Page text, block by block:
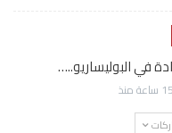
في البوليساريو..…
15 ساعة منذ